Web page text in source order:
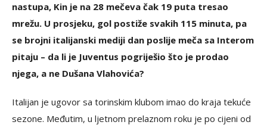
nastupa, Kin je na 28 mečeva čak 19 puta tresao
mrežu. U prosjeku, gol postiže svakih 115 minuta, pa
se brojni italijanski mediji dan poslije meča sa Interom
pitaju – da li je Juventus pogriješio što je prodao
njega, a ne Dušana Vlahovića?
Italijan je ugovor sa torinskim klubom imao do kraja tekuće
sezone. Međutim, u ljetnom prelaznom roku je po cijeni od